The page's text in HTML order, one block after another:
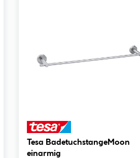
Tesa BadetuchstangeMoon
einarmig